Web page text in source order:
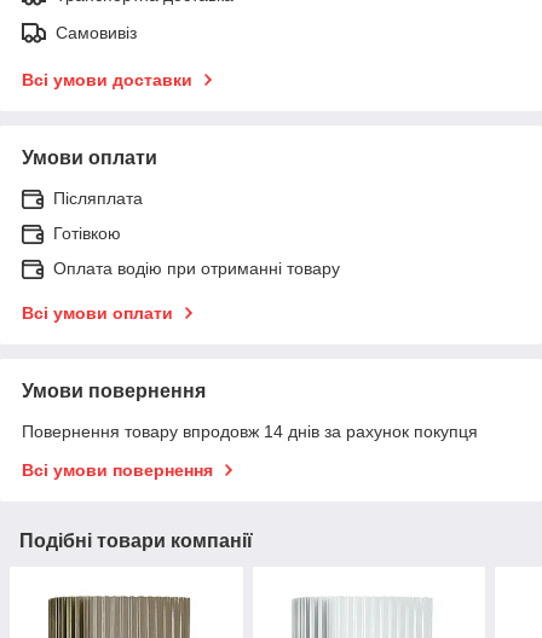
Самовивіз
Всі умови доставки
Умови оплати
Післяплата
Готівкою
Оплата водію при отриманні товару
Всі умови оплати
Умови повернення
Повернення товару впродовж 14 днів за рахунок покупця
Всі умови повернення
Подібні товари компанії